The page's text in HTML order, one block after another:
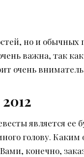
но и обычных
важна, так
очень
является ее
голову.
конечно,